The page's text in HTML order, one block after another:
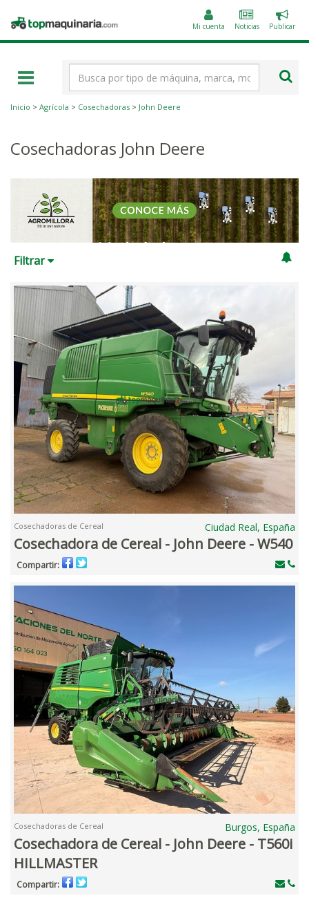
Topmaquinaria.com Mi cuenta Noticias
un
Publicar
Inicio > Agrícola > Cosechadoras > John Deere
Cosechadoras John Deere
Filtrar
Cosechadoras de Cereal Ciudad Real, España
Cosechadora de Cereal - John Deere - W540
Compartir:
Cosechadoras de Cereal Burgos, España
Cosechadora de Cereal - John Deere - T560i
HILLMASTER
Compartir: